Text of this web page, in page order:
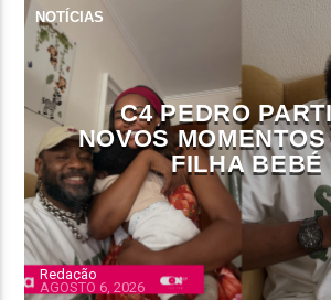
NOTÍCIAS
C4 PEDRO
NOVOS
FILHA BEBÉ
Redação
AGOSTO 6, 2026